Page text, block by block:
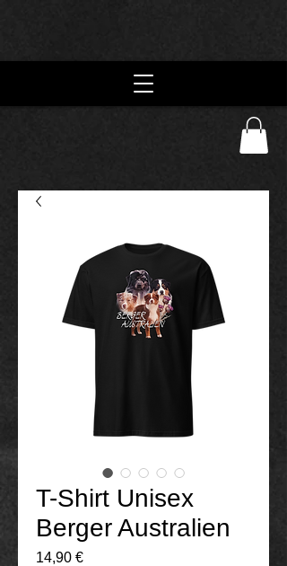
T-Shirt Unisex
Berger Australien
14,90 €Prix